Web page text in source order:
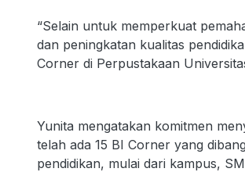
“Selain untuk memperkuat
dan peningkatan kualitas
Corner di Perpustakaan
Yunita mengatakan komitmen
telah ada 15 BI Corner yang
pendidikan, mulai dari kampus,